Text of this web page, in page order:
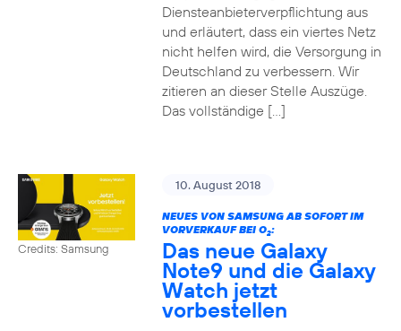
Diensteanbieterverpflichtung aus
und erläutert, dass ein viertes Netz
nicht helfen wird, die Versorgung in
Deutschland zu verbessern. Wir
zitieren an dieser Stelle Auszüge.
Das vollständige […]
Credits: Samsung
10. August 2018
NEUES VON SAMSUNG AB SOFORT IM
VORVERKAUF BEI O2:
Das neue Galaxy
Note9 und die Galaxy
Watch jetzt
vorbestellen